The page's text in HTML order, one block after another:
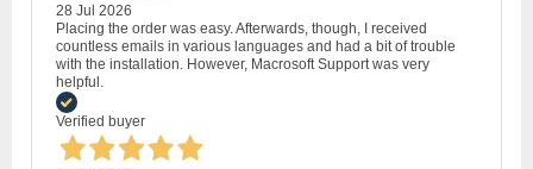
28 Jul 2026
Placing the order was easy. Afterwards, though, I received
countless emails in various languages and had a bit of trouble
with the installation. However, Macrosoft Support was very
helpful.
Verified buyer